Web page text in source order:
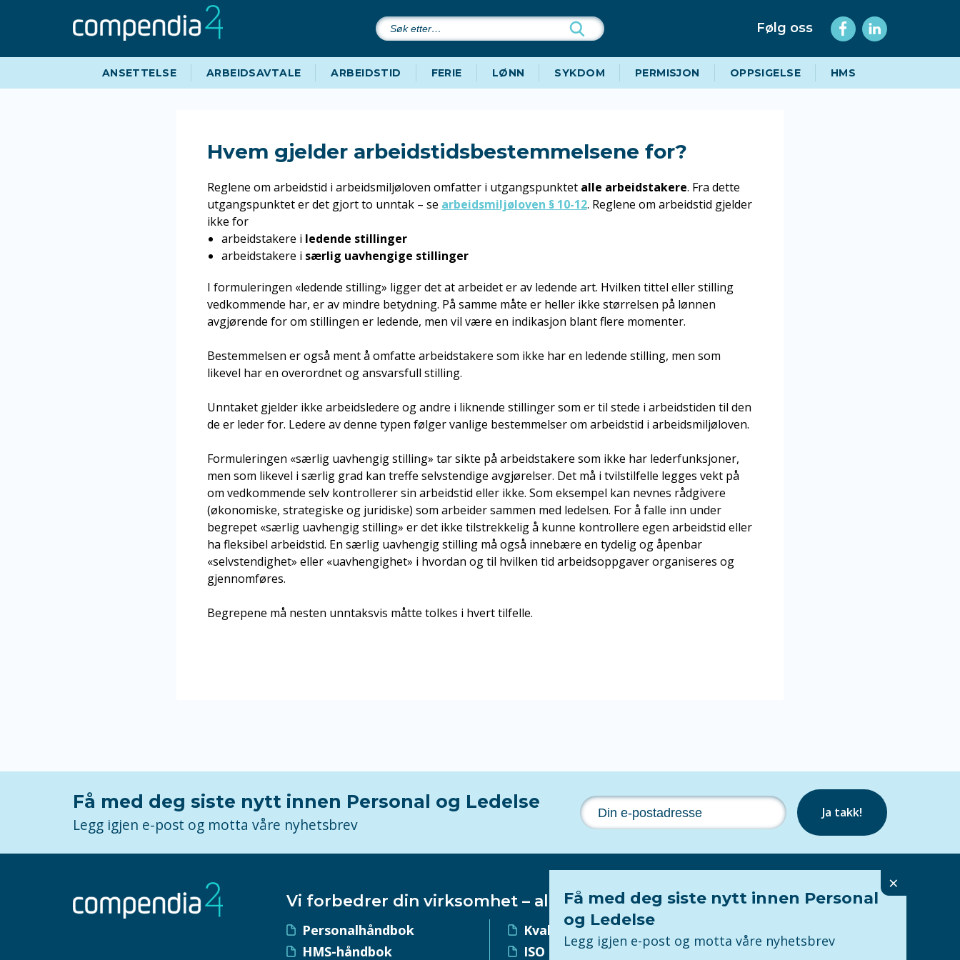
Søk
etter…
Følg oss
ANSETTELSE ARBEIDSAVTALE ARBEIDSTID FERIE LØNN SYKDOM PERMISJON OPPSIGELSE HMS
Hvem gjelder arbeidstidsbestemmelsene for?
Reglene om arbeidstid i arbeidsmiljøloven omfatter i utgangspunktet alle arbeidstakere. Fra dette
utgangspunktet er det gjort to unntak – se arbeidsmiljøloven § 10-12. Reglene om arbeidstid gjelder
ikke for
arbeidstakere i ledende stillinger
arbeidstakere i særlig uavhengige stillinger
I formuleringen «ledende stilling» ligger det at arbeidet er av ledende art. Hvilken tittel eller stilling
vedkommende har, er av mindre betydning. På samme måte er heller ikke størrelsen på lønnen
avgjørende for om stillingen er ledende, men vil være en indikasjon blant flere momenter.
Bestemmelsen er også ment å omfatte arbeidstakere som ikke har en ledende stilling, men som
likevel har en overordnet og ansvarsfull stilling.
Unntaket gjelder ikke arbeidsledere og andre i liknende stillinger som er til stede i arbeidstiden til den
de er leder for. Ledere av denne typen følger vanlige bestemmelser om arbeidstid i arbeidsmiljøloven.
Formuleringen «særlig uavhengig stilling» tar sikte på arbeidstakere som ikke har lederfunksjoner,
men som likevel i særlig grad kan treffe selvstendige avgjørelser. Det må i tvilstilfelle legges vekt på
om vedkommende selv kontrollerer sin arbeidstid eller ikke. Som eksempel kan nevnes rådgivere
(økonomiske, strategiske og juridiske) som arbeider sammen med ledelsen. For å falle inn under
begrepet «særlig uavhengig stilling» er det ikke tilstrekkelig å kunne kontrollere egen arbeidstid eller
ha fleksibel arbeidstid. En særlig uavhengig stilling må også innebære en tydelig og åpenbar
«selvstendighet» eller «uavhengighet» i hvordan og til hvilken tid arbeidsoppgaver organiseres og
gjennomføres.
Begrepene må nesten unntaksvis måtte tolkes i hvert tilfelle.
Få med deg siste nytt innen Personal og Ledelse
Legg igjen e-post og motta våre nyhetsbrev
Ja takk!
Vi forbedrer din virksomhet – alltid!
Personalhåndbok
HMS-håndbok
Kvalitetssystem
ISO 9001-sertifisering
Personvern
×
Få med deg siste nytt innen Personal
og Ledelse
Legg igjen e-post og motta våre nyhetsbrev